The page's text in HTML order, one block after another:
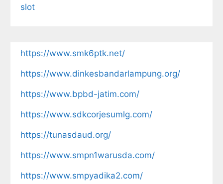
slot
https://www.smk6ptk.net/
https://www.dinkesbandarlampung.org/
https://www.bpbd-jatim.com/
https://www.sdkcorjesumlg.com/
https://tunasdaud.org/
https://www.smpn1warusda.com/
https://www.smpyadika2.com/